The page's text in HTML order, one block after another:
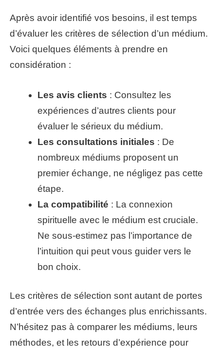
Après avoir identifié vos besoins, il est temps
d’évaluer les critères de sélection d’un médium.
Voici quelques éléments à prendre en
considération :
Les avis clients : Consultez les
expériences d’autres clients pour
évaluer le sérieux du médium.
Les consultations initiales : De
nombreux médiums proposent un
premier échange, ne négligez pas cette
étape.
La compatibilité : La connexion
spirituelle avec le médium est cruciale.
Ne sous-estimez pas l’importance de
l’intuition qui peut vous guider vers le
bon choix.
Les critères de sélection sont autant de portes
d’entrée vers des échanges plus enrichissants.
N’hésitez pas à comparer les médiums, leurs
méthodes, et les retours d’expérience pour